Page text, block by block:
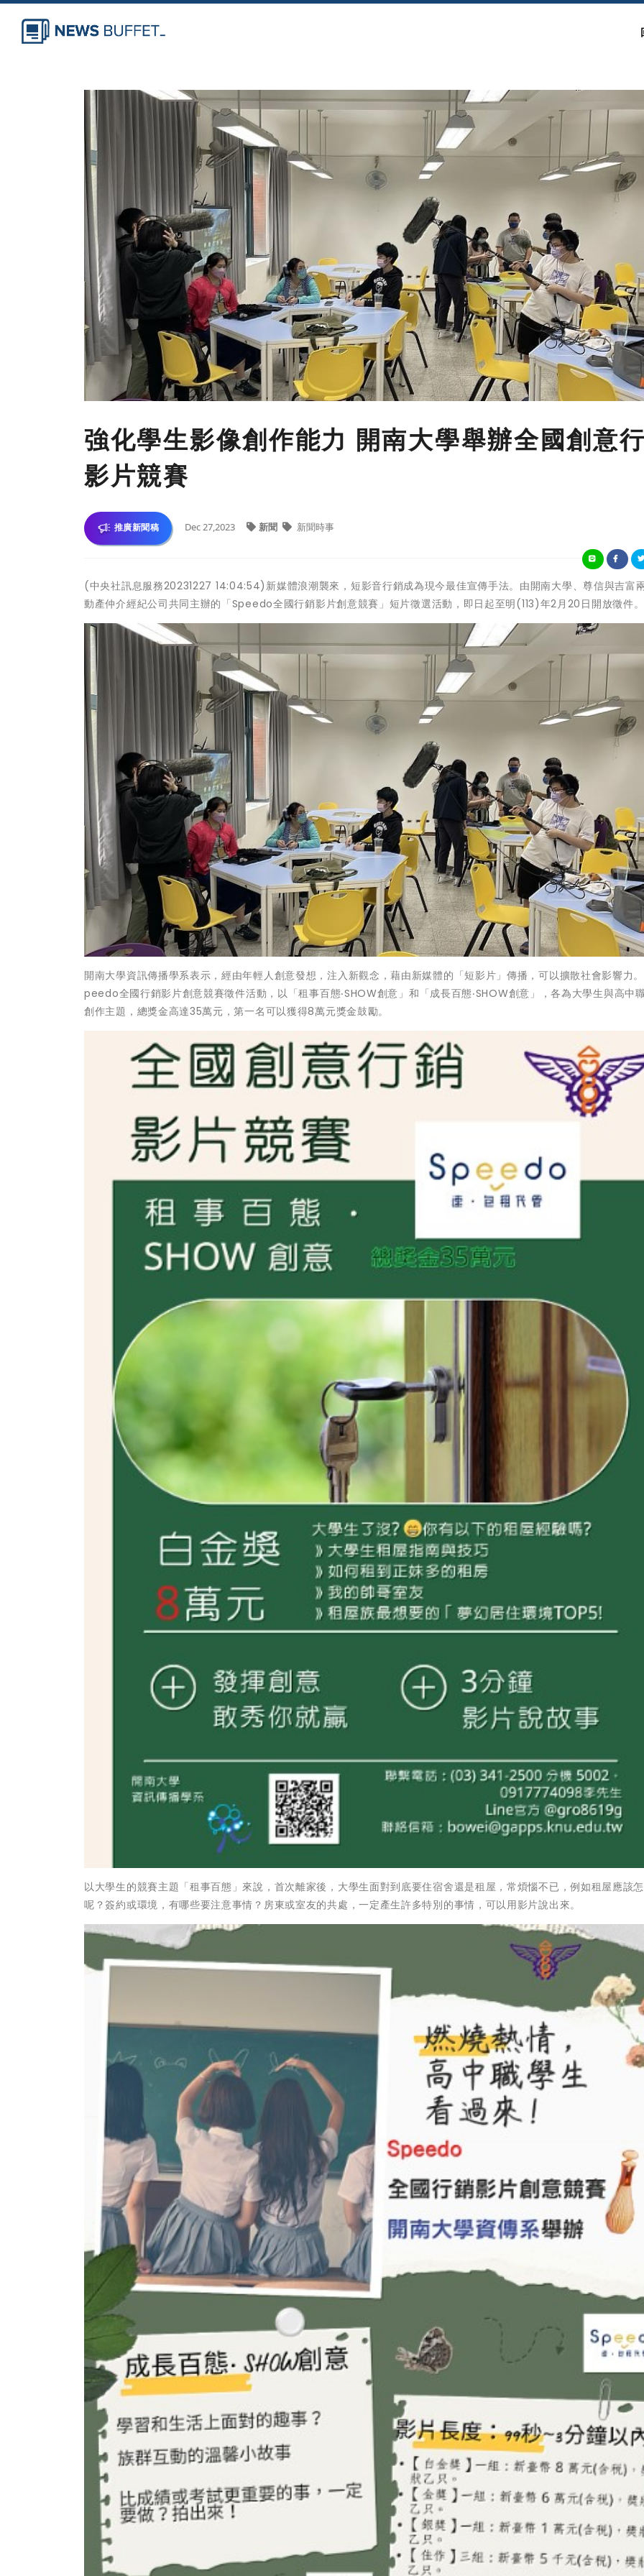
強化學生影像創作能力 開南大學舉辦全國創意
影片競賽
推廣新聞稿 Dec 27,2023 新聞 新聞時事
(中央社訊息服務20231227 14:04:54)新媒體浪潮襲來，短影音行銷成為現今最佳宣傳手法。由開南大學、尊信與吉富
動產仲介經紀公司共同主辦的「Speedo全國行銷影片創意競賽」短片徵選活動，即日起至明(113)年2月20日開放徵件。
開南大學資訊傳播學系表示，經由年輕人創意發想，注入新觀念，藉由新媒體的「短影片」傳播，可以擴散社會影響力
peedo全國行銷影片創意競賽徵件活動，以「租事百態‧SHOW創意」和「成長百態‧SHOW創意」，各為大學生與高中
創作主題，總獎金高達35萬元，第一名可以獲得8萬元獎金鼓勵。
以大學生的競賽主題「租事百態」來說，首次離家後，大學生面對到底要住宿舍還是租屋，常煩惱不已，例如租屋應該
呢？簽約或環境，有哪些要注意事情？房東或室友的共處，一定產生許多特別的事情，可以用影片說出來。